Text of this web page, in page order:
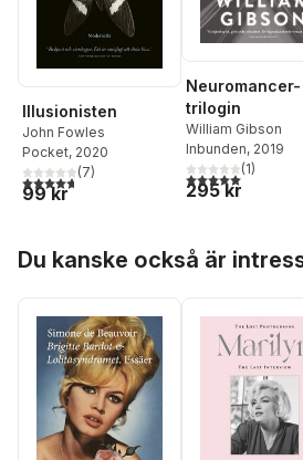
Illusionisten
John Fowles
Pocket, 2020
4,7utav 5 stjärnor. Totalt antal röster:
(7)
99 kr
Neuromancer-
trilogin
William Gibson
Inbunden, 2019
5,0utav 5(1)
295 kr
Du kanske också är